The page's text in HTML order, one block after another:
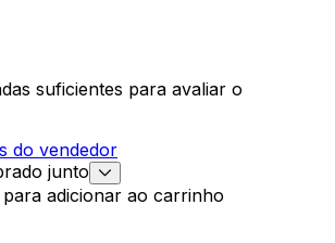
suficientes para avaliar o
do vendedor
junto
adicionar ao carrinho